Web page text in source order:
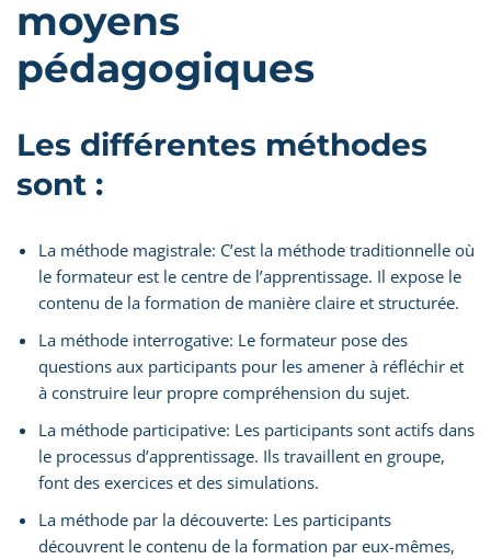
moyens
pédagogiques
Les différentes méthodes
sont :
La méthode magistrale: C’est la méthode traditionnelle où
le formateur est le centre de l’apprentissage. Il expose le
contenu de la formation de manière claire et structurée.
La méthode interrogative: Le formateur pose des
questions aux participants pour les amener à réfléchir et
à construire leur propre compréhension du sujet.
La méthode participative: Les participants sont actifs dans
le processus d’apprentissage. Ils travaillent en groupe,
font des exercices et des simulations.
La méthode par la découverte: Les participants
découvrent le contenu de la formation par eux-mêmes,